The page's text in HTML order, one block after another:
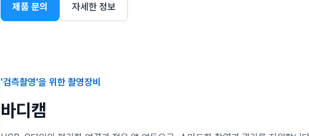
제품 문의 자세한 정보
'검측촬영'을 위한 촬영장비
바디캠